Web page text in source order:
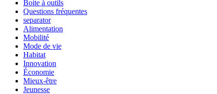
Boite à outils
Questions fréquentes
separator
Alimentation
Mobilité
Mode de vie
Habitat
Innovation
Économie
Mieux-être
Jeunesse